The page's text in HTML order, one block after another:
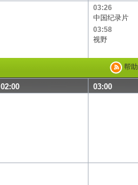
03:26
中国纪录片
03:58
视野
帮助
02:00 03:00